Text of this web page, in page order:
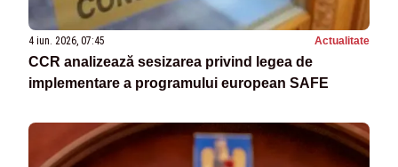
4 iun. 2026, 07:45 Actualitate
CCR analizează sesizarea privind legea de
implementare a programului european SAFE